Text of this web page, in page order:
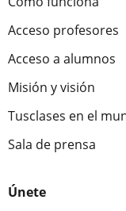
Acceso profesores
Acceso a alumnos
Misión y visión
Tusclases en el
Sala de prensa
Únete